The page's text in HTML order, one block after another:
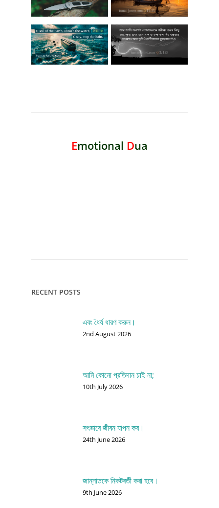
Emotional Dua
RECENT POSTS
এবং ধৈর্য ধারণ করুন।
2nd August 2026
আমি কোনো প্রতিদান চাই না;
10th July 2026
সৎভাবে জীবন যাপন কর।
24th June 2026
জান্নাতকে নিকটবর্তী করা হবে।
9th June 2026